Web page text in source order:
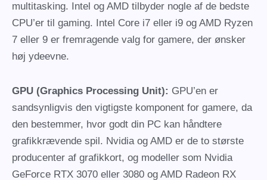
multitasking. Intel og AMD tilbyder nogle af de bedste
CPU’er til gaming. Intel Core i7 eller i9 og AMD Ryzen
7 eller 9 er fremragende valg for gamere, der ønsker
høj ydeevne.
GPU (Graphics Processing Unit): GPU’en er
sandsynligvis den vigtigste komponent for gamere, da
den bestemmer, hvor godt din PC kan håndtere
grafikkrævende spil. Nvidia og AMD er de to største
producenter af grafikkort, og modeller som Nvidia
GeForce RTX 3070 eller 3080 og AMD Radeon RX